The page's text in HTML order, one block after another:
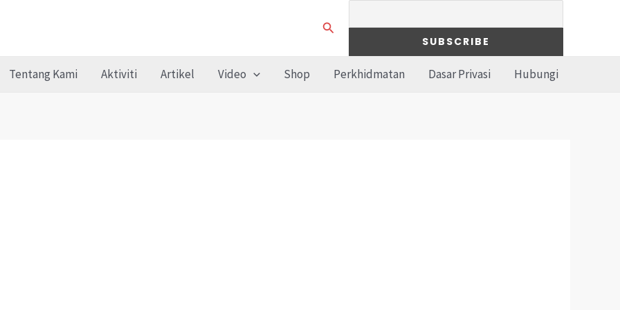
Search
Tentang Kami Aktiviti Artikel Video Shop Perkhidmatan Dasar Privasi Hubungi